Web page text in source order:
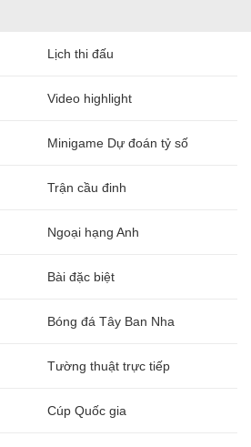
Lịch thi đấu
Video highlight
Minigame Dự đoán tỷ số
Trận cầu đinh
Ngoại hạng Anh
Bài đặc biệt
Bóng đá Tây Ban Nha
Tường thuật trực tiếp
Cúp Quốc gia